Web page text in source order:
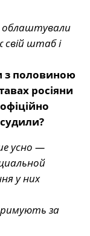
облаштували
свій штаб і
з половиною
росіяни
усно —
у них
за